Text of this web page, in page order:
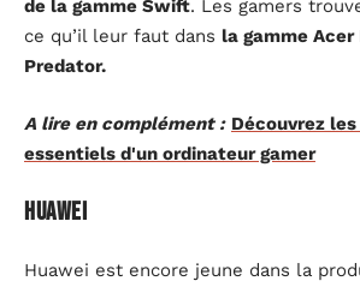
de la gamme Swift. Les gamers
ce qu’il leur faut dans la gamme
Predator.
A lire en complément : Découvrez
essentiels d'un ordinateur gamer
Huawei
Huawei est encore jeune dans la